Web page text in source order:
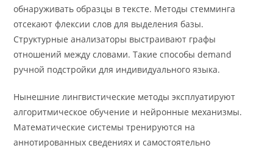
обнаруживать образцы в тексте. Методы стемминга
отсекают флексии слов для выделения базы.
Структурные анализаторы выстраивают графы
отношений между словами. Такие способы demand
ручной подстройки для индивидуального языка.
Нынешние лингвистические методы эксплуатируют
алгоритмическое обучение и нейронные механизмы.
Математические системы тренируются на
аннотированных сведениях и самостоятельно